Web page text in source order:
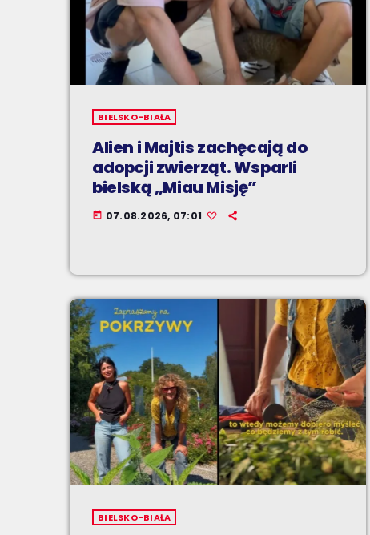
BIELSKO-BIAŁA
Alien i Majtis zachęcają do
adopcji zwierząt. Wsparli
bielską „Miau Misję”
today 07.08.2026, 07:01
BIELSKO-BIAŁA